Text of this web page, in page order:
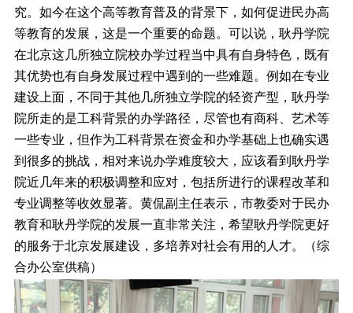
究。如今在这个高等教育普及的背景下，如何促进民办高
等教育的发展，这是一个重要的命题。可以说，耿丹学院
在北京这几所独立院校办学过程当中具有自身特色，既有
其优势也有自身发展过程中遇到的一些难题。例如在专业
建设上面，不同于其他几所独立学院的轻资产型，耿丹学
院所走的是工科背景的办学路径，尽管也有商科、艺术等
一些专业，但作为工科背景在资金和办学基础上也确实遇
到很多的挑战，相对来说办学难度较大，应该看到耿丹学
院近几年来的积极调整和应对，包括所进行的课程改革和
专业调整等收效显著。黄侃副主任表示，市教委对于民办
教育和耿丹学院的发展一直非常关注，希望耿丹学院更好
的服务于北京发展建设，多培养对社会有用的人才。（综
合办公室供稿）